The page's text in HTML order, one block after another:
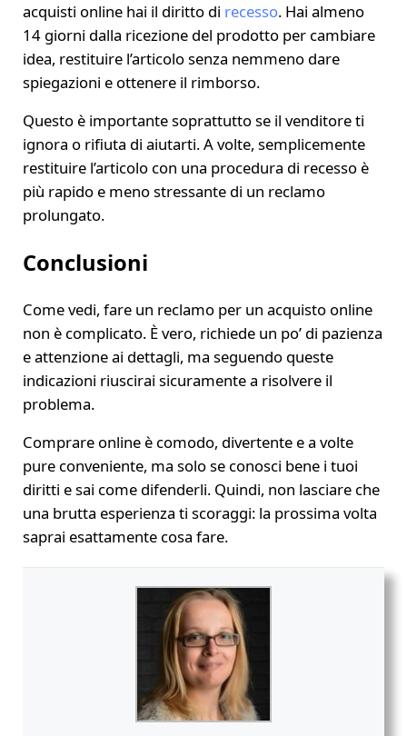
acquisti online hai il diritto di recesso. Hai almeno
14 giorni dalla ricezione del prodotto per cambiare
idea, restituire l’articolo senza nemmeno dare
spiegazioni e ottenere il rimborso.
Questo è importante soprattutto se il venditore ti
ignora o rifiuta di aiutarti. A volte, semplicemente
restituire l’articolo con una procedura di recesso è
più rapido e meno stressante di un reclamo
prolungato.
Conclusioni
Come vedi, fare un reclamo per un acquisto online
non è complicato. È vero, richiede un po’ di pazienza
e attenzione ai dettagli, ma seguendo queste
indicazioni riuscirai sicuramente a risolvere il
problema.
Comprare online è comodo, divertente e a volte
pure conveniente, ma solo se conosci bene i tuoi
diritti e sai come difenderli. Quindi, non lasciare che
una brutta esperienza ti scoraggi: la prossima volta
saprai esattamente cosa fare.